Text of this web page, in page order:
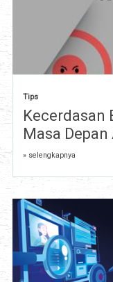
Tips
Kecerdasan
Masa
» selengkapnya